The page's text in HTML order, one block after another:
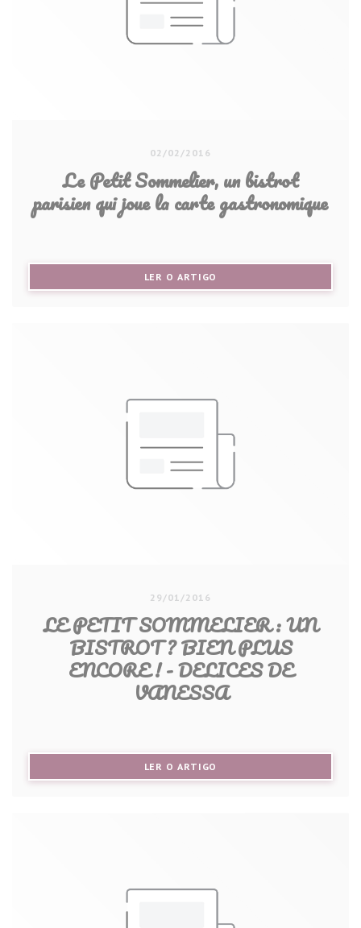
02/02/2016
Le Petit Sommelier, un bistrot
parisien qui joue la carte gastronomique
LER O ARTIGO
29/01/2016
LE PETIT SOMMELIER : UN
BISTROT ? BIEN PLUS
ENCORE ! - DELICES DE
VANESSA
LER O ARTIGO